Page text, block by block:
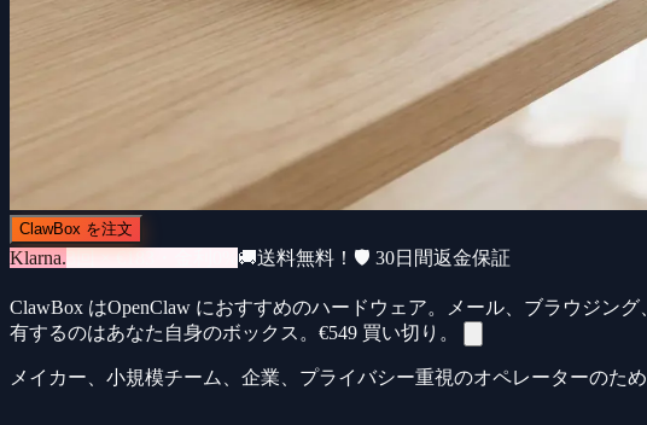
ClawBox を注文
Klarna.3回 × €183・金利0% 🚚送料無料！ 🛡️ 30日間返金保証
ClawBox はOpenClaw におすすめのハードウェア。メール、ブラウジン
有するのはあなた自身のボックス。 €549 買い切り。
メイカー、小規模チーム、企業、プライバシー重視のオペレーターのため